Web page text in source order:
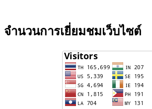
จำนวนการเยี่ยมชมเว็บไซต์